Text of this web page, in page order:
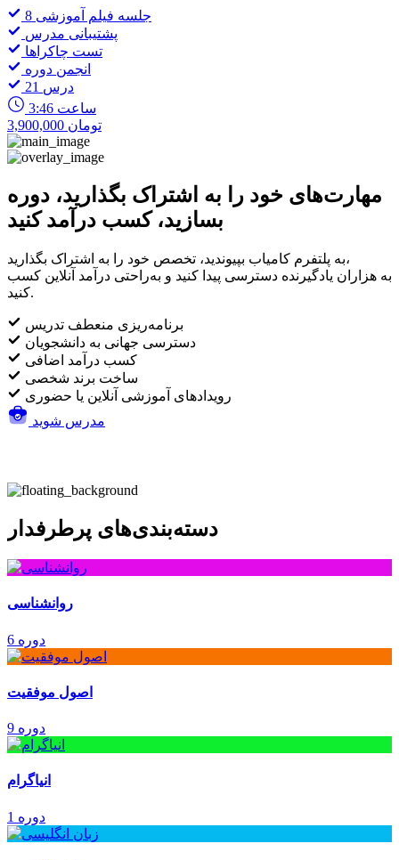
8 جلسه فیلم آموزشی
پشتیبانی مدرس
تست چاکراها
انجمن دوره
21 درس
3:46 ساعت
3,900,000 تومان
مهارت‌های خود را به اشتراک بگذارید، دوره
بسازید، کسب درآمد کنید
به پلتفرم کامیاب بپیوندید، تخصص خود را به اشتراک بگذارید،
به هزاران یادگیرنده دسترسی پیدا کنید و به‌راحتی درآمد آنلاین کسب
کنید.
برنامه‌ریزی منعطف تدریس
دسترسی جهانی به دانشجویان
کسب درآمد اضافی
ساخت برند شخصی
رویدادهای آموزشی آنلاین یا حضوری
مدرس شوید
دسته‌بندی‌های پرطرفدار
روانشناسی
6 دوره
اصول موفقیت
9 دوره
انیاگرام
1 دوره